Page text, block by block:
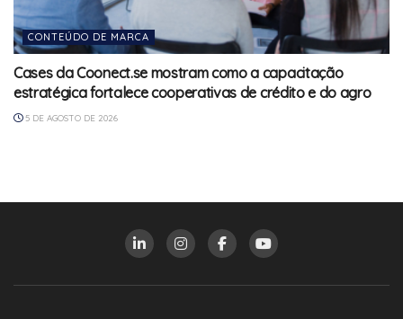
CONTEÚDO DE MARCA
Cases da Coonect.se mostram como a capacitação
estratégica fortalece cooperativas de crédito e do agro
5 DE AGOSTO DE 2026